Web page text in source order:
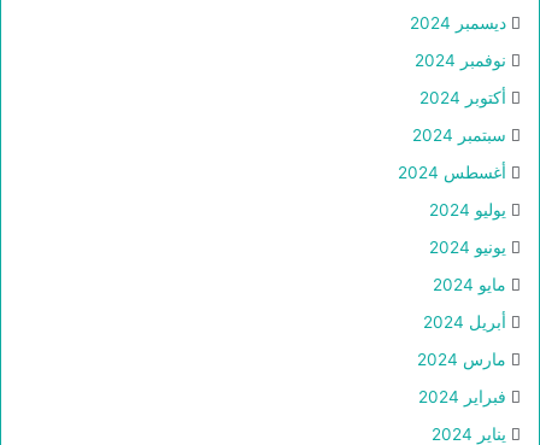
ديسمبر 2024
نوفمبر 2024
أكتوبر 2024
سبتمبر 2024
أغسطس 2024
يوليو 2024
يونيو 2024
مايو 2024
أبريل 2024
مارس 2024
فبراير 2024
يناير 2024